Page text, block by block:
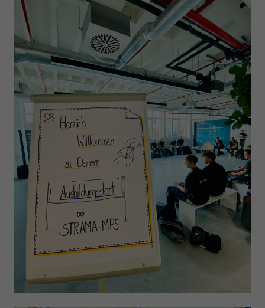
Anbieter Google LLC
Laufzeit 1 Tag
Zweck
Wird von Google Analytics verwendet, um die
Anforderungsrate einzuschränken
Name _gid
Anbieter Google LLC
Laufzeit 1 Tag
Zweck
Registriert eine eindeutige ID, die verwendet wird,
um statistische Daten dazu, wie der Besucher die
Website nutzt, zu generieren.